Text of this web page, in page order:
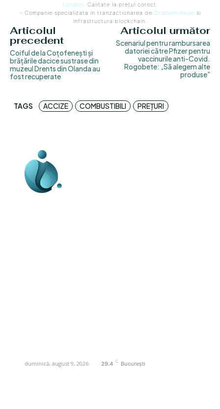
London. Calitate la prețul corect.
- Companie specializata in tranzactionarea de Criptomonede si
infrastructura blockchain.
Articolul
precedent
Coiful de la Coțofenești și
brățările dacice sustrase din
muzeul Drents din Olanda au
fost recuperate
Articolul următor
Scenariul pentru rambursarea
datoriei către Pfizer pentru
vaccinurile anti-Covid.
Rogobete: „Să alegem alte
produse”
TAGS ACCIZE COMBUSTIBILI PREȚURI
duminică, august 9, 2026 29.4 C București